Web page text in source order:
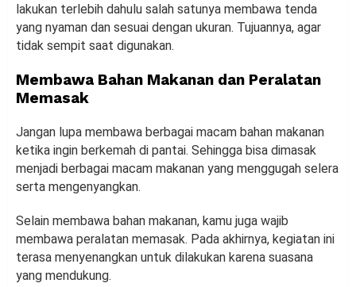
lakukan terlebih dahulu salah satunya membawa tenda
yang nyaman dan sesuai dengan ukuran. Tujuannya, agar
tidak sempit saat digunakan.
Membawa Bahan Makanan dan Peralatan
Memasak
Jangan lupa membawa berbagai macam bahan makanan
ketika ingin berkemah di pantai. Sehingga bisa dimasak
menjadi berbagai macam makanan yang menggugah selera
serta mengenyangkan.
Selain membawa bahan makanan, kamu juga wajib
membawa peralatan memasak. Pada akhirnya, kegiatan ini
terasa menyenangkan untuk dilakukan karena suasana
yang mendukung.